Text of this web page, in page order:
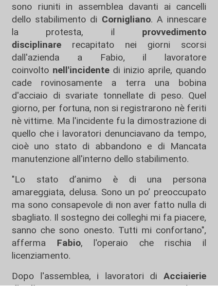
sono riuniti in assemblea davanti ai cancelli
dello stabilimento di Cornigliano. A innescare
la protesta, il provvedimento
disciplinare recapitato nei giorni scorsi
dall'azienda a Fabio, il lavoratore
coinvolto nell'incidente di inizio aprile, quando
cade rovinosamente a terra una bobina
d'acciaio di svariate tonnellate di peso. Quel
giorno, per fortuna, non si registrarono nè feriti
nè vittime. Ma l'incidente fu la dimostrazione di
quello che i lavoratori denunciavano da tempo,
cioè uno stato di abbandono e di Mancata
manutenzione all'interno dello stabilimento.
"Lo stato d’animo è di una persona
amareggiata, delusa. Sono un po’ preoccupato
ma sono consapevole di non aver fatto nulla di
sbagliato. Il sostegno dei colleghi mi fa piacere,
sanno che sono onesto. Tutti mi confortano",
afferma Fabio, l'operaio che rischia il
licenziamento.
Dopo l'assemblea, i lavoratori di Acciaierie